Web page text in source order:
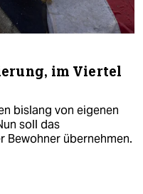
im Viertel
bislang von eigenen
soll das
Bewohner übernehmen.